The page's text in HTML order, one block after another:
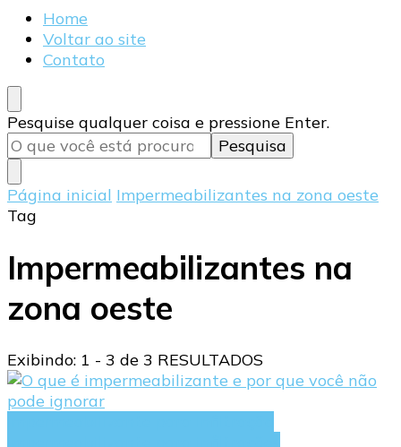
Blog Revest Solution
Home
Voltar ao site
Contato
Procurando
algo?
Pesquise qualquer coisa e pressione Enter.
Página inicial Impermeabilizantes na zona oeste
Tag
Impermeabilizantes na
zona oeste
Exibindo: 1 - 3 de 3 RESULTADOS